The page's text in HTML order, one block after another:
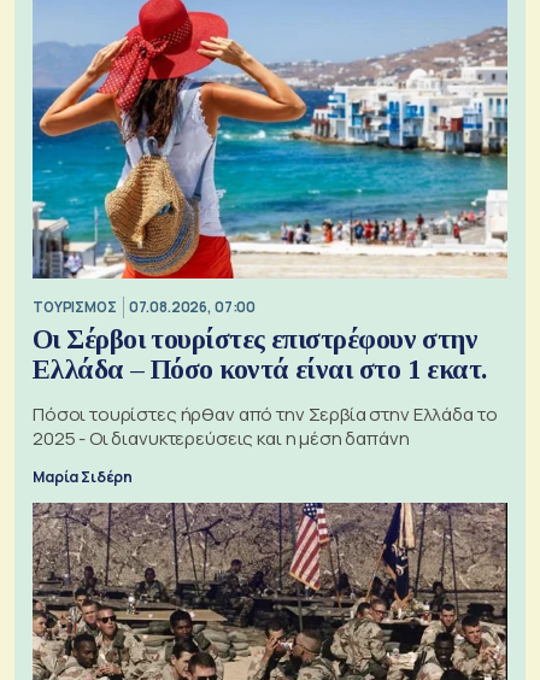
ΤΟΥΡΙΣΜΟΣ 07.08.2026, 07:00
Οι Σέρβοι τουρίστες επιστρέφουν στην
Ελλάδα – Πόσο κοντά είναι στο 1 εκατ.
Πόσοι τουρίστες ήρθαν από την Σερβία στην Ελλάδα το
2025 - Οι διανυκτερεύσεις και η μέση δαπάνη
Μαρία Σιδέρη